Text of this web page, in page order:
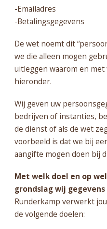
-Emailadres
-Betalingsgegevens
De wet noemt dit
we die alleen mogen
uitleggen waarom en
hieronder.
Wij geven uw
bedrijven of instanties,
de dienst of als de wet
voorbeeld is dat we bij
aangifte mogen doen bij
Met welk doel en op
grondslag wij
Runderkamp verwerkt
de volgende doelen: